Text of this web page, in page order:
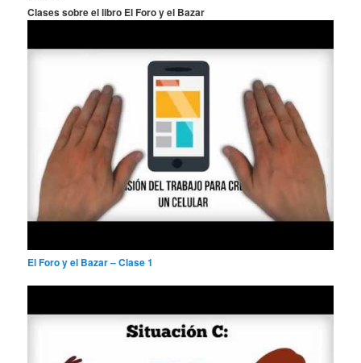
r
Clases sobre el libro El Foro y el Bazar
El Foro y el Bazar – Clase 1